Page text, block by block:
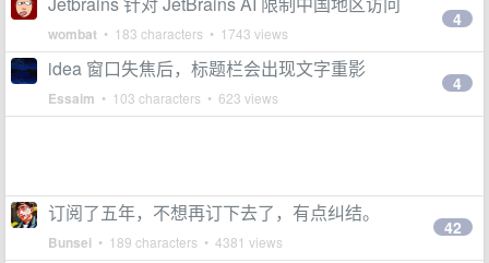
wombat • 183 characters • 1743 views
4
idea 窗口失焦后，标题栏会出现文字重影
Essaim • 103 characters • 623 views
4
订阅了五年，不想再订下去了，有点纠结。
Bunsei • 189 characters • 4381 views
42